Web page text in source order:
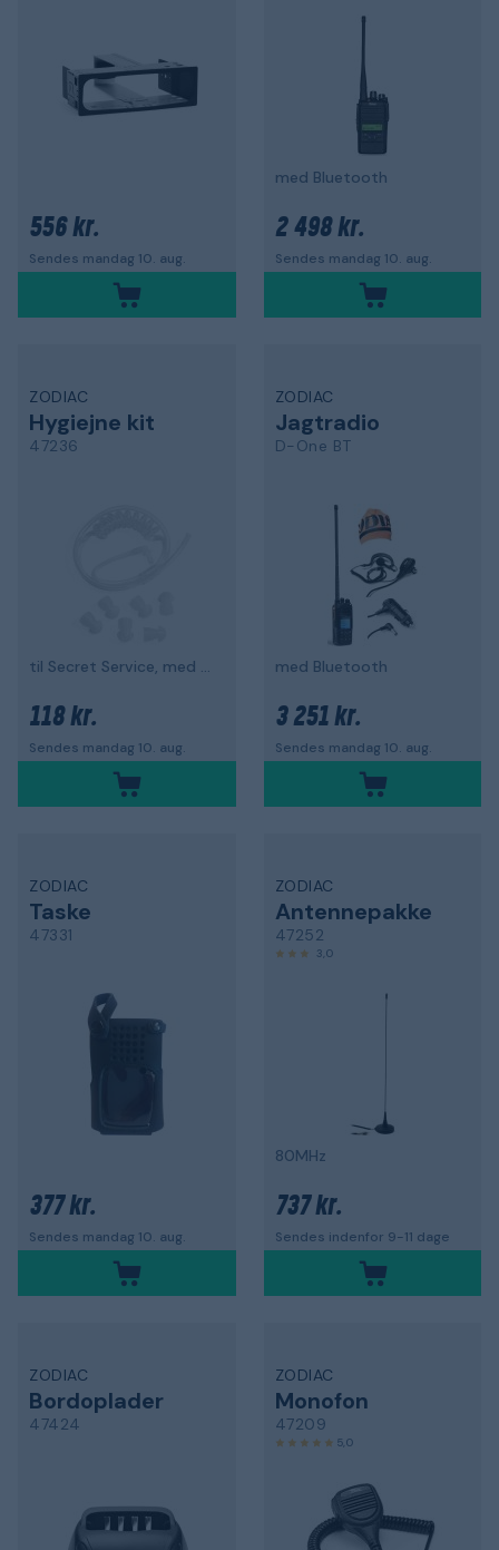
556 kr.
Sendes mandag 10. aug.
med Bluetooth
2 498 kr.
Sendes mandag 10. aug.
ZODIAC
Hygiejne kit
47236
til Secret Service, med slange
118 kr.
Sendes mandag 10. aug.
ZODIAC
Jagtradio
D-One BT
med Bluetooth
3 251 kr.
Sendes mandag 10. aug.
ZODIAC
Taske
47331
377 kr.
Sendes mandag 10. aug.
ZODIAC
Antennepakke
47252
3,0
80MHz
737 kr.
Sendes indenfor 9-11 dage
ZODIAC
Bordoplader
47424
ZODIAC
Monofon
47209
5,0